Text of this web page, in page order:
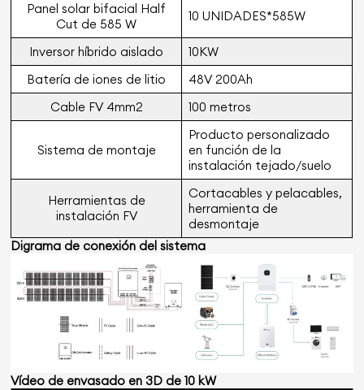
Panel solar bifacial Half
Cut de 585 W
10 UNIDADES*585W
Inversor híbrido aislado
10KW
Batería de iones de litio
48V 200Ah
Cable FV 4mm2
100 metros
Sistema de montaje
Producto personalizado
en función de la
instalación tejado/suelo
Herramientas de
instalación FV
Cortacables y pelacables,
herramienta de
desmontaje
Digrama de conexión del sistema
Vídeo de envasado en 3D de 10 kW